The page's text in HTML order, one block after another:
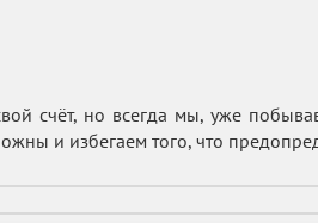
счёт, но всегда мы, уже
и избегаем того, что